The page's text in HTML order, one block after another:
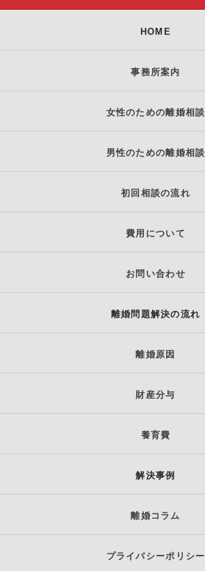
HOME
事務所案内
女性のための離婚相談
男性のための離婚相談
初回相談の流れ
費用について
お問い合わせ
離婚問題解決の流れ
離婚原因
財産分与
養育費
解決事例
離婚コラム
プライバシーポリシー